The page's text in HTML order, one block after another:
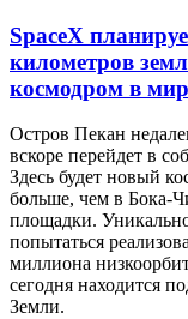
SpaceX
километров
космодром в
Остров Пекан
вскоре перейдет в
Здесь будет новый
больше, чем в Бока-
площадки.
попытаться
миллиона
сегодня находится
Земли.